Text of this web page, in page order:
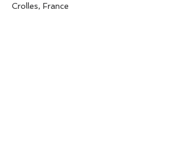
Crolles, France